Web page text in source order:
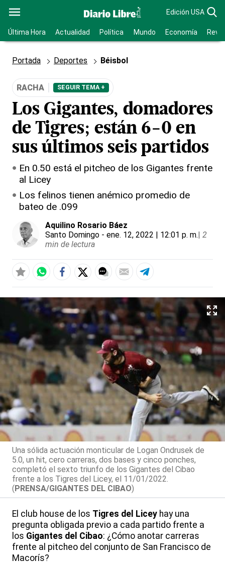
Edición USA
Última Hora Actualidad Política Mundo Economía
Portada Deportes Béisbol
RACHA SEGUIR TEMA +
Los Gigantes, domadores
de Tigres; están 6-0 en
sus últimos seis partidos
En 0.50 está el pitcheo de los Gigantes frente
al Licey
Los felinos tienen anémico promedio de
bateo de .099
Aquilino Rosario Báez
Santo Domingo - ene. 12, 2022 | 12:01 p. m.| 2
min de lectura
Una sólida actuación monticular de Logan Ondrusek de
5.0, un hit, cero carreras, dos bases y cinco ponches,
completó el sexto triunfo de los Gigantes del Cibao
frente a los Tigres del Licey, el 11/01/2022.
(PRENSA/GIGANTES DEL CIBAO)
El club house de los Tigres del Licey hay una
pregunta obligada previo a cada partido frente a
los Gigantes del Cibao: ¿Cómo anotar carreras
frente al pitcheo del conjunto de San Francisco de
Macorís?